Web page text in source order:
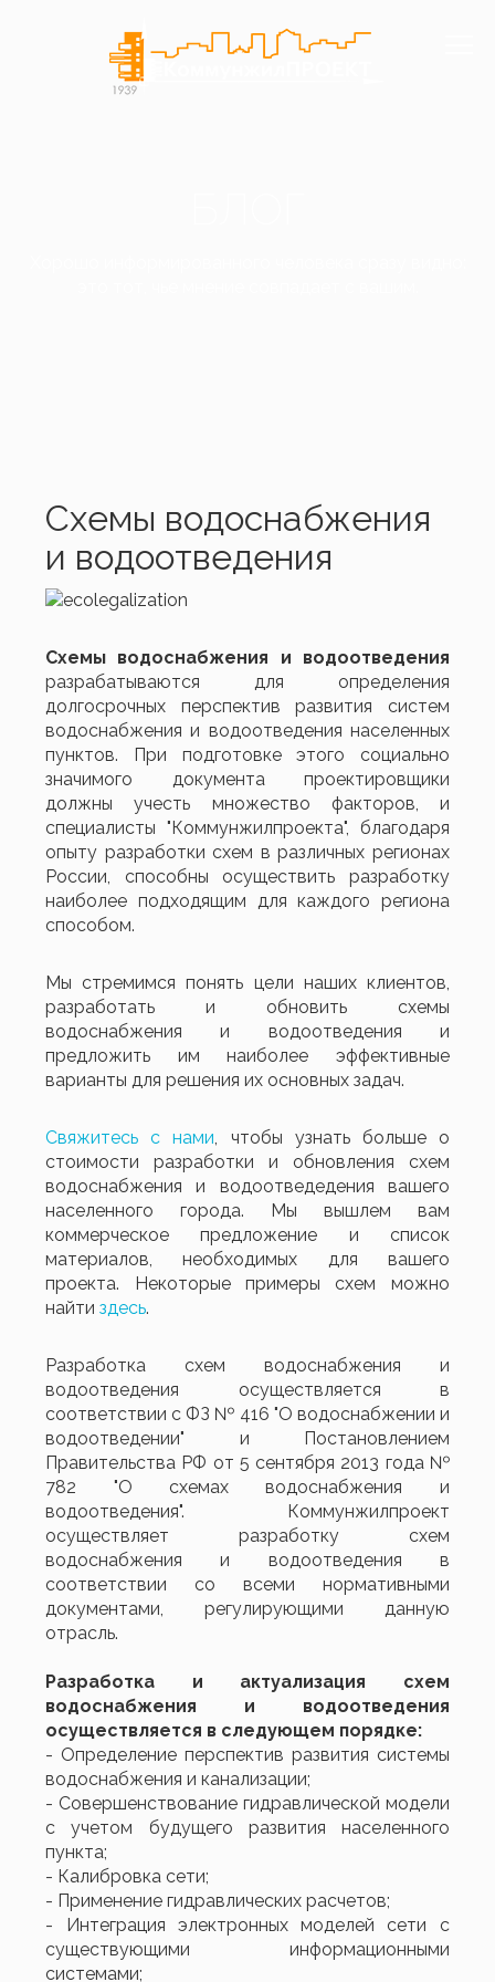
Схемы водоснабжения
и водоотведения
Схемы водоснабжения и водоотведения
разрабатываются для определения
долгосрочных перспектив развития систем
водоснабжения и водоотведения населенных
пунктов. При подготовке этого социально
значимого документа проектировщики
должны учесть множество факторов, и
специалисты "Коммунжилпроекта", благодаря
опыту разработки схем в различных регионах
России, способны осуществить разработку
наиболее подходящим для каждого региона
способом.
Мы стремимся понять цели наших клиентов,
разработать и обновить схемы
водоснабжения и водоотведения и
предложить им наиболее эффективные
варианты для решения их основных задач.
Свяжитесь с нами, чтобы узнать больше о
стоимости разработки и обновления схем
водоснабжения и водоотведедения вашего
населенного города. Мы вышлем вам
коммерческое предложение и список
материалов, необходимых для вашего
проекта. Некоторые примеры схем можно
найтиздесь.
Разработка схем водоснабжения и
водоотведения осуществляется в
соответствии с ФЗ № 416 "О водоснабжении и
водоотведении" и Постановлением
Правительства РФ от 5 сентября 2013 года №
782 "О схемах водоснабжения и
водоотведения". Коммунжилпроект
осуществляет разработку схем
водоснабжения и водоотведения в
соответствии со всеми нормативными
документами, регулирующими данную
отрасль.
Разработка и актуализация схем
водоснабжения и водоотведения
осуществляется в следующем порядке:
- Определение перспектив развития системы
водоснабжения и канализации;
- Совершенствование гидравлической модели
с учетом будущего развития населенного
пункта;
- Калибровка сети;
- Применение гидравлических расчетов;
- Интеграция электронных моделей сети с
существующими информационными
системами;